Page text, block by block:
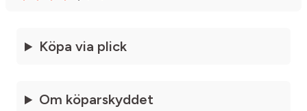
Köpa via plick
Om köparskyddet